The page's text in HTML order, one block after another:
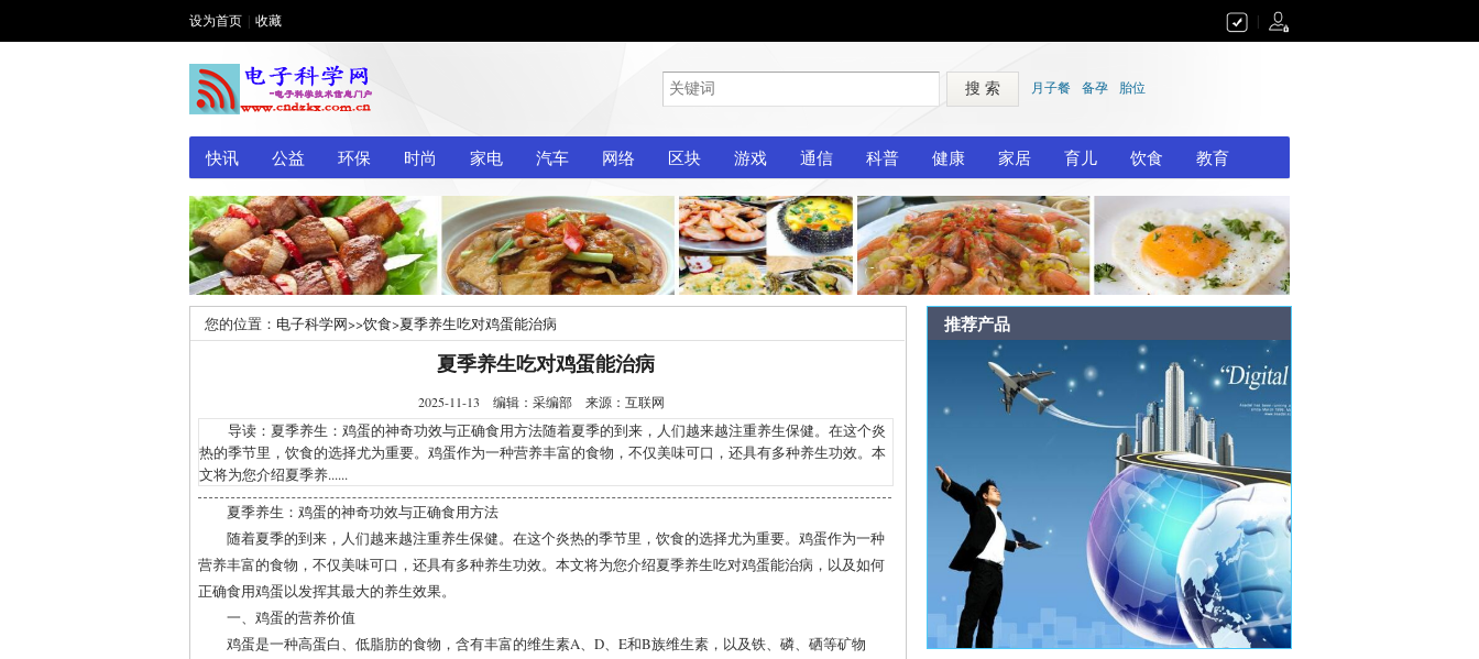
设为首页 收藏
搜 索 月子餐 备孕 胎位
快讯 公益 环保 时尚 家电 汽车 网络 区块 游戏 通信 科普 健康 家居 育儿 饮食 教育
您的位置： 电子科学网>>饮食>夏季养生吃对鸡蛋能治病
夏季养生吃对鸡蛋能治病
2025-11-13 编辑：采编部 来源：互联网
导读：夏季养生：鸡蛋的神奇功效与正确食用方法随着夏季的到来，人们越来越注重养生保健。在这个炎
热的季节里，饮食的选择尤为重要。鸡蛋作为一种营养丰富的食物，不仅美味可口，还具有多种养生功效。本
文将为您介绍夏季养......
夏季养生：鸡蛋的神奇功效与正确食用方法
随着夏季的到来，人们越来越注重养生保健。在这个炎热的季节里，饮食的选择尤为重要。鸡蛋作为一种
营养丰富的食物，不仅美味可口，还具有多种养生功效。本文将为您介绍夏季养生吃对鸡蛋能治病，以及如何
正确食用鸡蛋以发挥其最大的养生效果。
一、鸡蛋的营养价值
鸡蛋是一种高蛋白、低脂肪的食物，含有丰富的维生素A、D、E和B族维生素，以及铁、磷、硒等矿物
推荐产品